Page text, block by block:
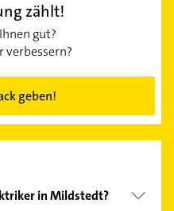
zählt!
gut?
verbessern?
geben!
in Mildstedt?